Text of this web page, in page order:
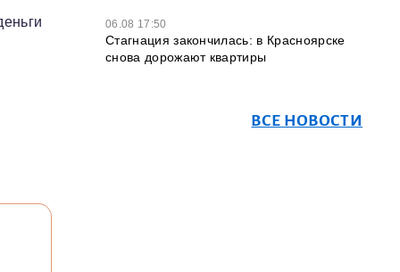
06.08 17:50
Стагнация закончилась: в Красноярске
снова дорожают квартиры
ВСЕ НОВОСТИ